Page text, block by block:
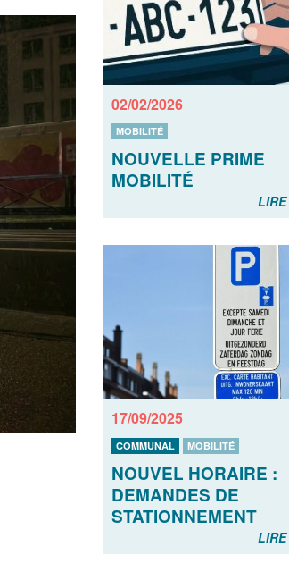
02/02/2026
MOBILITÉ
NOUVELLE PRIME
MOBILITÉ
17/09/2025
COMMUNAL MOBILITÉ
NOUVEL HORAIRE :
DEMANDES DE
STATIONNEMENT